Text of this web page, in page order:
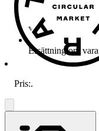
Ersättning om
Pris:.